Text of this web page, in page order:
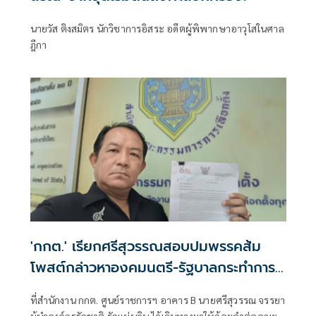
นายวัส ติงสมิตร นักวิชาการอิสระ อดีตผู้พิพากษาอาวุโสในศาล
ฎีกา
'กกต.' เรียกศรีสุวรรณสอบปมพรรคส้ม
โพสต์กล่าวหาองคมนตรี-รัฐบาลกระทำการมิ
บังควร
ที่สำนักงาน กกต. ศูนย์ราชการฯ อาคาร B นายศรีสุวรรณ จรรยา